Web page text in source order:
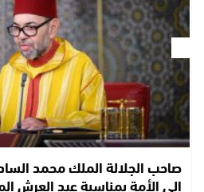
صاحب الجلالة الملك محمد
إلى الأمة بمناسبة عيد العرش